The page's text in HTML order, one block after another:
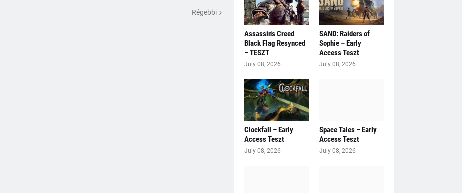
Régebbi
Assassin's Creed
Black Flag Resynced
– TESZT
July 08, 2026
SAND: Raiders of
Sophie – Early
Access Teszt
July 08, 2026
Clockfall – Early
Access Teszt
July 08, 2026
Space Tales – Early
Access Teszt
July 08, 2026